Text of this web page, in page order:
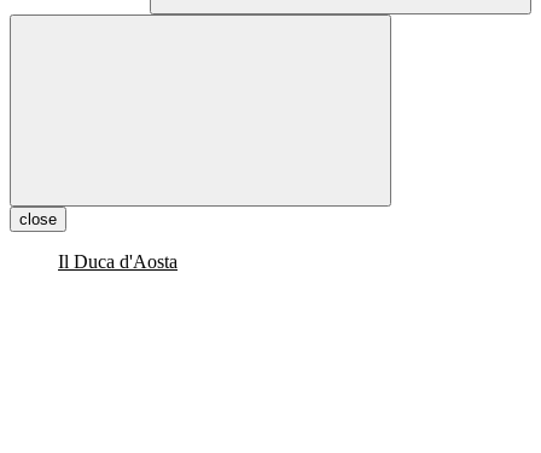
close
Il Duca d'Aosta